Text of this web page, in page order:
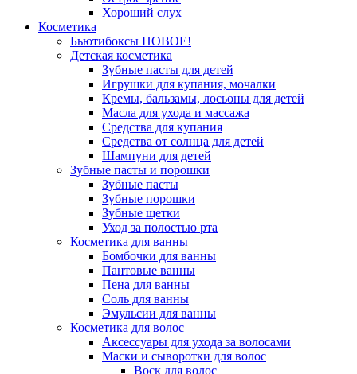
Хороший слух
Косметика
Бьютибоксы НОВОЕ!
Детская косметика
Зубные пасты для детей
Игрушки для купания, мочалки
Кремы, бальзамы, лосьоны для детей
Масла для ухода и массажа
Средства для купания
Средства от солнца для детей
Шампуни для детей
Зубные пасты и порошки
Зубные пасты
Зубные порошки
Зубные щетки
Уход за полостью рта
Косметика для ванны
Бомбочки для ванны
Пантовые ванны
Пена для ванны
Соль для ванны
Эмульсии для ванны
Косметика для волос
Аксессуары для ухода за волосами
Маски и сыворотки для волос
Воск для волос